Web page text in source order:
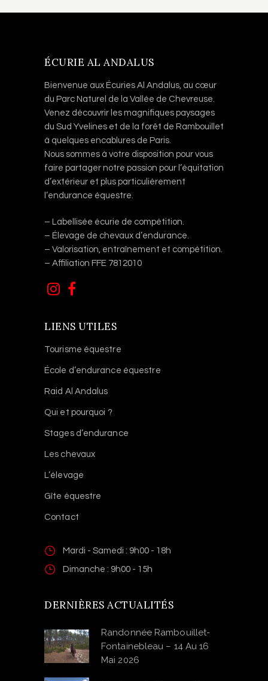
ÉCURIE AL ANDALUS
Bienvenue aux Écuries Al Andalus, au cœur
du Parc Naturel de la Vallée de Chevreuse.
Venez découvrir les magnifiques paysages
du Sud Yvelines et de la forêt de Rambouillet
à quelques encablures de Paris.
Nous sommes à votre disposition pour vous
faire partager notre passion pour l’équitation
d’extérieur et plus particulièrement
l’endurance équestre.
– Labellisée écurie de compétition.
– Élevage de chevaux d’endurance.
– Valorisation, entraînement et compétition.
– Affiliation FFE 7812010
LIENS UTILES
Tourisme équestre
École d’endurance équestre
Raid Al Andalus
Qui et pourquoi ?
Stages d’endurance
Les chevaux
L’élevage
Gîte équestre
Contact
Mardi - Samedi : 9h00 - 18h
Dimanche : 9h00 - 15h
DERNIÈRES ACTUALITÉS
Randonnée Rambouillet-
Fontainebleau – 14 Au 16
Mai 2026